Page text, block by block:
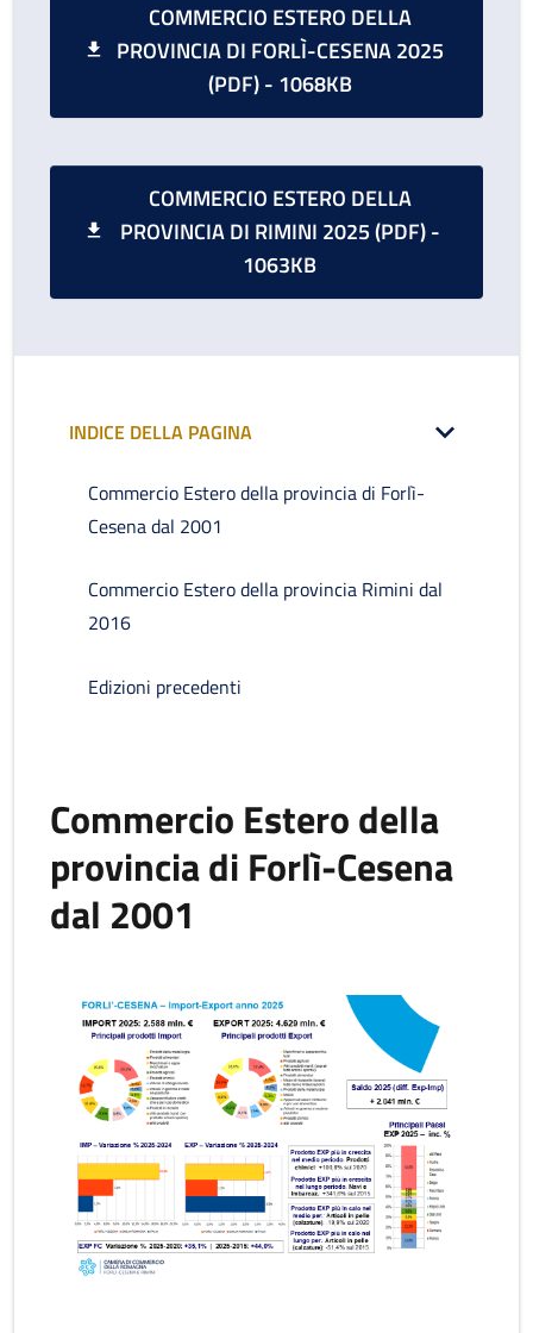
COMMERCIO ESTERO DELLA
PROVINCIA DI FORLÌ-CESENA 2025
(PDF) - 1068KB
COMMERCIO ESTERO DELLA
PROVINCIA DI RIMINI 2025 (PDF) -
1063KB
INDICE DELLA PAGINA
Commercio Estero della provincia di Forlì-
Cesena dal 2001
Commercio Estero della provincia Rimini dal
2016
Edizioni precedenti
Commercio Estero della
provincia di Forlì-Cesena
dal 2001